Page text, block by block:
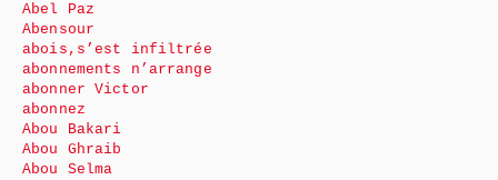
Abel Paz
Abensour
abois,s’est infiltrée
abonnements n’arrange
abonner Victor
abonnez
Abou Bakari
Abou Ghraib
Abou Selma